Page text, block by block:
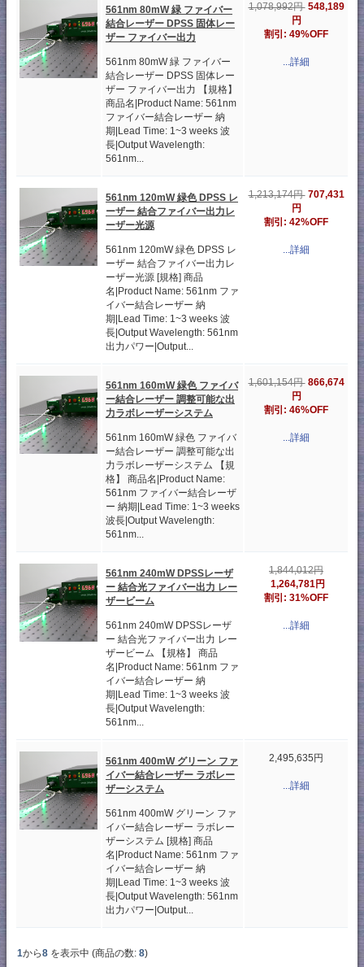
561nm 80mW 緑 ファイバー
結合レーザー DPSS 固体レー
ザー ファイバー出力
561nm 80mW 緑 ファイバー
結合レーザー DPSS 固体レー
ザー ファイバー出力 【規格】
商品名|Product Name: 561nm
ファイバー結合レーザー 納
期|Lead Time: 1~3 weeks 波
長|Output Wavelength:
561nm...
1,078,992円 548,189
円
割引: 49%OFF
...詳細
561nm 120mW 緑色 DPSS レ
ーザー 結合ファイバー出力レ
ーザー光源
561nm 120mW 緑色 DPSS レ
ーザー 結合ファイバー出力レ
ーザー光源 [規格] 商品
名|Product Name: 561nm ファ
イバー結合レーザー 納
期|Lead Time: 1~3 weeks 波
長|Output Wavelength: 561nm
出力パワー|Output...
1,213,174円 707,431
円
割引: 42%OFF
...詳細
561nm 160mW 緑色 ファイバ
ー結合レーザー 調整可能な出
力ラボレーザーシステム
561nm 160mW 緑色 ファイバ
ー結合レーザー 調整可能な出
力ラボレーザーシステム 【規
格】 商品名|Product Name:
561nm ファイバー結合レーザ
ー 納期|Lead Time: 1~3 weeks
波長|Output Wavelength:
561nm...
1,601,154円 866,674
円
割引: 46%OFF
...詳細
561nm 240mW DPSSレーザ
ー 結合光ファイバー出力 レー
ザービーム
561nm 240mW DPSSレーザ
ー 結合光ファイバー出力 レー
ザービーム 【規格】 商品
名|Product Name: 561nm ファ
イバー結合レーザー 納
期|Lead Time: 1~3 weeks 波
長|Output Wavelength:
561nm...
1,844,012円
1,264,781円
割引: 31%OFF
...詳細
561nm 400mW グリーン ファ
イバー結合レーザー ラボレー
ザーシステム
561nm 400mW グリーン ファ
イバー結合レーザー ラボレー
ザーシステム [規格] 商品
名|Product Name: 561nm ファ
イバー結合レーザー 納
期|Lead Time: 1~3 weeks 波
長|Output Wavelength: 561nm
出力パワー|Output...
2,495,635円
...詳細
1から8 を表示中 (商品の数: 8)